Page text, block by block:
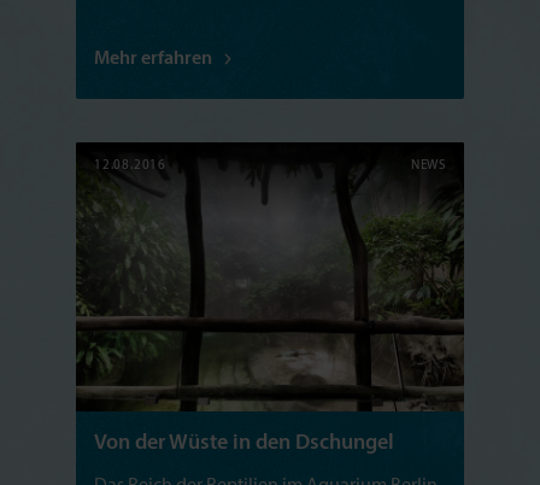
Mehr erfahren
12.08.2016 NEWS
Von der Wüste in den Dschungel